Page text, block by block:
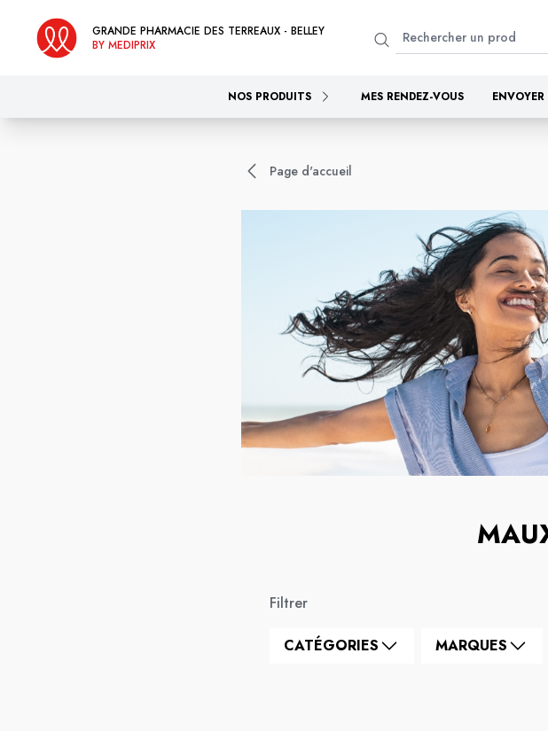
GRANDE PHARMACIE DES TERREAUX - BELLEY
BY MEDIPRIX
NOS PRODUITS MES RENDEZ-VOUS
Page d'accueil
Filtrer
CATÉGORIES MARQUES